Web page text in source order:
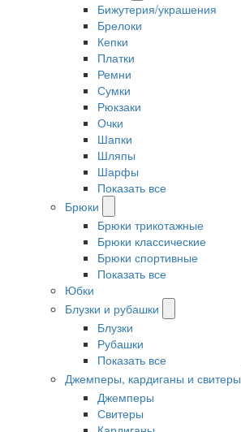
Бижутерия/украшения
Брелоки
Кепки
Платки
Ремни
Сумки
Рюкзаки
Очки
Шапки
Шляпы
Шарфы
Показать все
Брюки
Брюки трикотажные
Брюки классические
Брюки спортивные
Показать все
Юбки
Блузки и рубашки
Блузки
Рубашки
Показать все
Джемперы, кардиганы и свитеры
Джемперы
Свитеры